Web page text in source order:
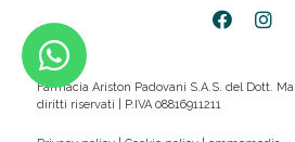
Farmacia Ariston Padovani S.A.S. del Dott.
diritti riservati | P.IVA 08816911211